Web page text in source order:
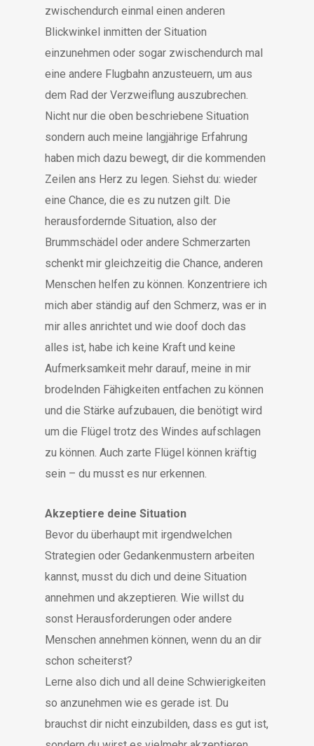
zwischendurch einmal einen anderen
Blickwinkel inmitten der Situation
einzunehmen oder sogar zwischendurch mal
eine andere Flugbahn anzusteuern, um aus
dem Rad der Verzweiflung auszubrechen.
Nicht nur die oben beschriebene Situation
sondern auch meine langjährige Erfahrung
haben mich dazu bewegt, dir die kommenden
Zeilen ans Herz zu legen. Siehst du: wieder
eine Chance, die es zu nutzen gilt. Die
herausfordernde Situation, also der
Brummschädel oder andere Schmerzarten
schenkt mir gleichzeitig die Chance, anderen
Menschen helfen zu können. Konzentriere ich
mich aber ständig auf den Schmerz, was er in
mir alles anrichtet und wie doof doch das
alles ist, habe ich keine Kraft und keine
Aufmerksamkeit mehr darauf, meine in mir
brodelnden Fähigkeiten entfachen zu können
und die Stärke aufzubauen, die benötigt wird
um die Flügel trotz des Windes aufschlagen
zu können. Auch zarte Flügel können kräftig
sein – du musst es nur erkennen.
Akzeptiere deine Situation
Bevor du überhaupt mit irgendwelchen
Strategien oder Gedankenmustern arbeiten
kannst, musst du dich und deine Situation
annehmen und akzeptieren. Wie willst du
sonst Herausforderungen oder andere
Menschen annehmen können, wenn du an dir
schon scheiterst?
Lerne also dich und all deine Schwierigkeiten
so anzunehmen wie es gerade ist. Du
brauchst dir nicht einzubilden, dass es gut ist,